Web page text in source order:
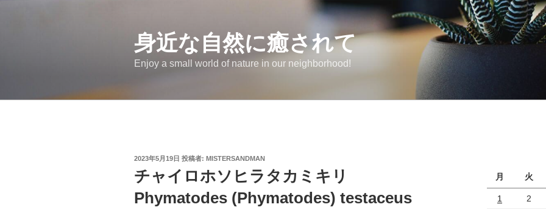
身近な自然に癒されて
Enjoy a small world of nature in our neighborhood!
投
日:
2023年5月19日 投稿者: MISTERSANDMAN
チャイロホソヒラタカミキリ
Phymatodes (Phymatodes) testaceus
月
火
1 2